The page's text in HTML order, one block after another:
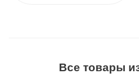
Все товары